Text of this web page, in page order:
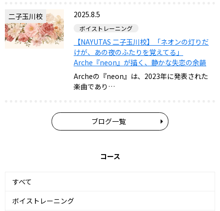
二子玉川校 2025.8.5
ボイストレーニング
【NAYUTAS 二子玉川校】「ネオンの灯りだ
けが、あの夜のふたりを覚えてる」
Arche『neon』が描く、静かな失恋の余韻
Archeの『neon』は、2023年に発表された
楽曲であり…
ブログ一覧
コース
すべて
ボイストレーニング